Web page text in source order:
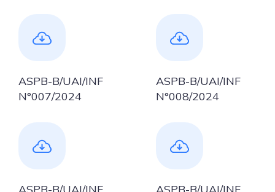
ASPB-B/UAI/INF
N°007/2024
ASPB-B/UAI/INF
N°008/2024